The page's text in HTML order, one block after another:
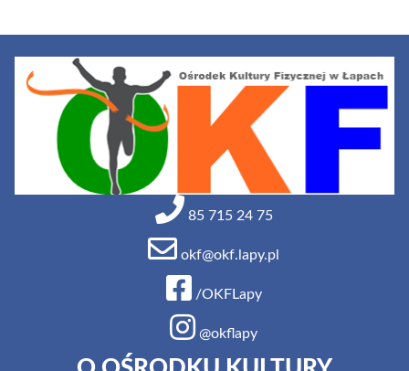
85 715 24 75
okf@okf.lapy.pl
/OKFLapy
@okflapy